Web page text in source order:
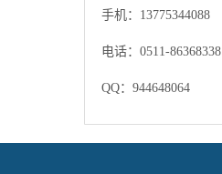
手机：13775344088
电话：0511-86368338
QQ：944648064